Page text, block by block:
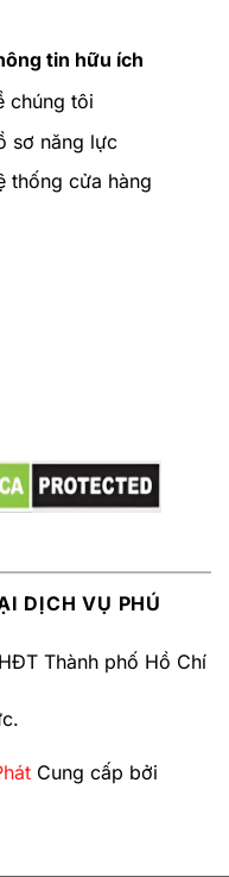
tin hữu ích
chúng tôi
sơ năng lực
thống cửa hàng
DỊCH VỤ PHÚ
Thành phố Hồ Chí
Cung cấp bởi